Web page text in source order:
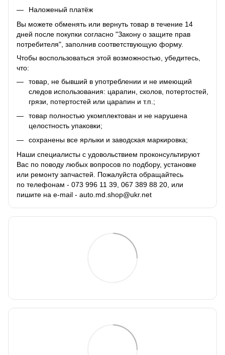
Наложеный платёж
Вы можете обменять или вернуть товар в течение 14
дней после покупки согласно "Закону о защите прав
потребителя", заполнив соответствующую форму.
Чтобы воспользоваться этой возможностью, убедитесь,
что:
товар, не бывший в употреблении и не имеющий
следов использования: царапин, сколов, потертостей,
грязи, потертостей или царапин и т.п.;
товар полностью укомплектован и не нарушена
целостность упаковки;
сохранены все ярлыки и заводская маркировка;
Наши специалисты с удовольствием проконсультируют
Вас по поводу любых вопросов по подбору, установке
или ремонту запчастей. Пожалуйста обращайтесь
по телефонам - 073 996 11 39, 067 389 88 20, или
пишите на e-mail - auto.md.shop@ukr.net